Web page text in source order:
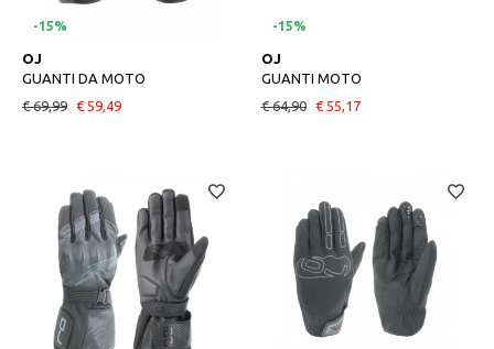
-15%
L
OJ
GUANTI DA MOTO
€ 69,99 € 59,49
-15%
XL
OJ
GUANTI MOTO
€ 64,90
€ 55,17